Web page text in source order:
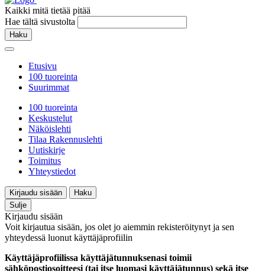
Kaikki mitä tietää pitää
Hae tältä sivustolta
Haku
Etusivu
100 tuoreinta
Suurimmat
100 tuoreinta
Keskustelut
Näköislehti
Tilaa Rakennuslehti
Uutiskirje
Toimitus
Yhteystiedot
Kirjaudu sisään
Haku
Sulje
Kirjaudu sisään
Voit kirjautua sisään, jos olet jo aiemmin rekisteröitynyt ja sen
yhteydessä luonut käyttäjäprofiilin
Käyttäjäprofiilissa käyttäjätunnuksenasi toimii
sähköpostiosoitteesi (tai itse luomasi käyttäjätunnus) sekä itse